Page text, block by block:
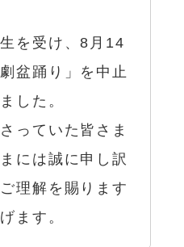
を受け、8月14
盆踊り」を中止
した。
っていた皆さま
には誠に申し訳
理解を賜ります
ます。